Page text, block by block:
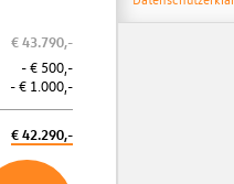
Online Reservieren
Weitere Informationen
€ 43.790,-
- € 500,-
- € 1.000,-
€ 42.290,-